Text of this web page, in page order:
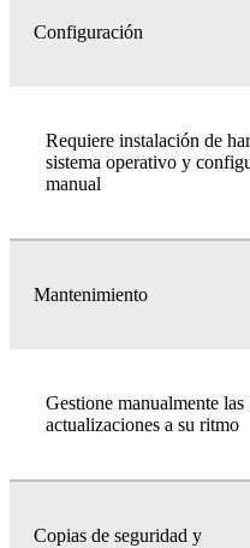
Configuración
Requiere instalación de
sistema operativo y
manual
Mantenimiento
Gestione manualmente las
actualizaciones a su ritmo
Copias de seguridad y